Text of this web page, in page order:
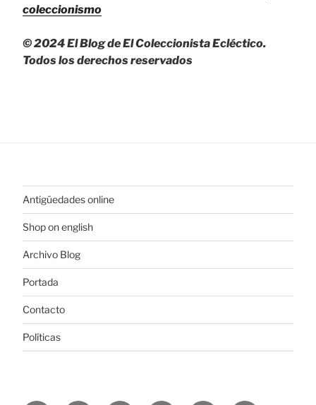
coleccionismo
© 2024 El Blog de El Coleccionista Ecléctico.
Todos los derechos reservados
Antigüedades online
Shop on english
Archivo Blog
Portada
Contacto
Políticas